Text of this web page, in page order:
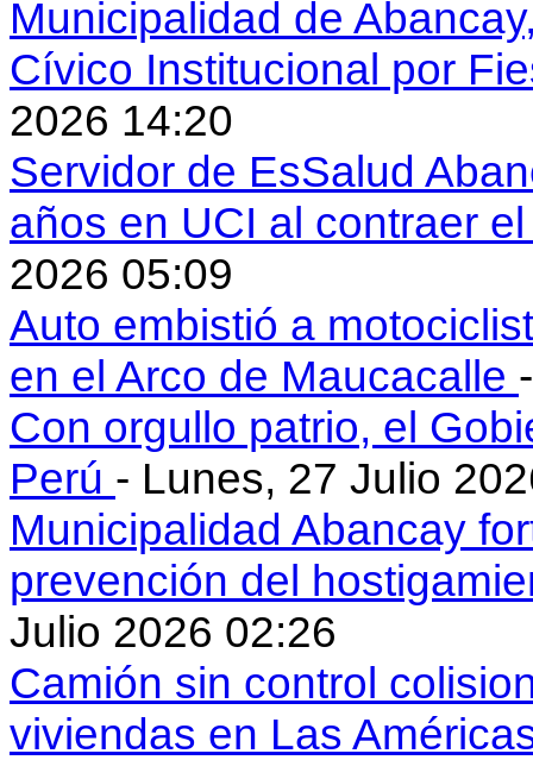
Municipalidad de
Cívico Institucional por
2026 14:20
Servidor de EsSalud
años en UCI al contraer
2026 05:09
Auto embistió a
en el Arco de Maucacalle
Con orgullo patrio, el
Perú - Lunes, 27 Julio
Municipalidad Abancay
prevención del
Julio 2026 02:26
Camión sin control
viviendas en Las